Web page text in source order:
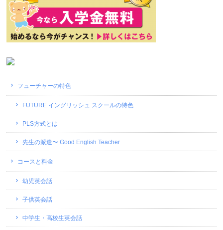
フューチャーの特色
FUTURE イングリッシュ スクールの特色
PLS方式とは
先生の派遣〜 Good English Teacher
コースと料金
幼児英会話
子供英会話
中学生・高校生英会話